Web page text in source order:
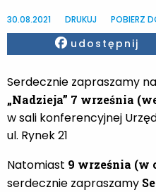
30.08.2021 DRUKUJ POBIERZ
Facebook
udostępnij
Serdecznie zapraszamy
„Nadzieja” 7 września
w sali konferencyjnej
ul. Rynek 21
Natomiast 9 września (w
serdecznie zapraszamy